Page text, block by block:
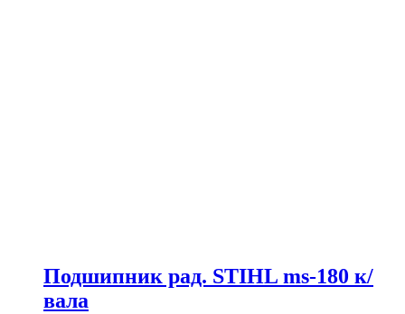
Подшипник рад. STIHL ms-180 к/
вала